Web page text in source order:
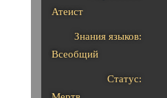
Атеист
Знания языков:
Всеобщий
Статус: